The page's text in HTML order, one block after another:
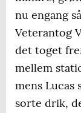
nu engang
Veterantog
det toget
mellem
mens
sorte drik,